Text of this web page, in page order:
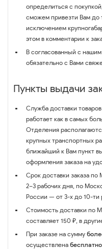
определиться с
сможем привезти Вам до
исключением
этом в комментарии к
В согласованный с
обязательно с Вами
Пункты выдачи
Служба доставки
работает как в самых
Отделения
крупных транспортных
ближайший к Вам пункт
оформления заказа на
Срок доставки заказа
2–3 рабочих дня, по
России — от 3-х до 10-ти
Стоимость доставки по
составляет 150 ₽, в
При заказе на сумму
осуществлена бесплатно